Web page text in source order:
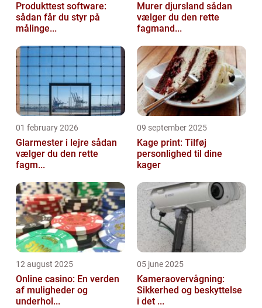
Produkttest software:
sådan får du styr på
målinge...
Murer djursland sådan
vælger du den rette
fagmand...
01 february 2026
Glarmester i lejre sådan
vælger du den rette
fagm...
09 september 2025
Kage print: Tilføj
personlighed til dine
kager
12 august 2025
Online casino: En verden
af muligheder og
underhol...
05 june 2025
Kameraovervågning:
Sikkerhed og beskyttelse
i det ...